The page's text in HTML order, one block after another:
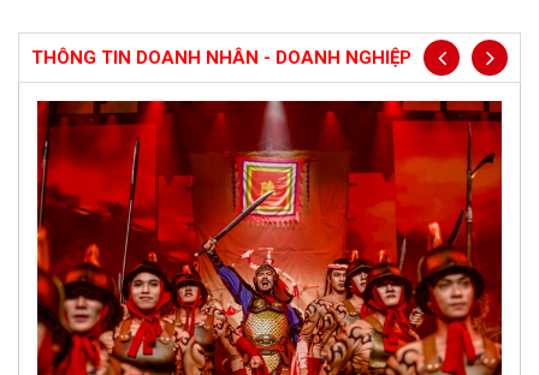
THÔNG TIN DOANH NHÂN - DOANH NGHIỆP